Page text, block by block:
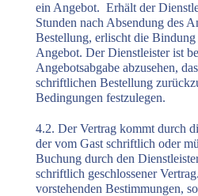
ein Angebot. Erhält der
Stunden nach Absendung des
Bestellung, erlischt die Bindung
Angebot. Der Dienstleister ist
Angebotsabgabe abzusehen,
schriftlichen Bestellung
Bedingungen festzulegen.
4.2. Der Vertrag kommt durch
der vom Gast schriftlich oder
Buchung durch den
schriftlich geschlossener
vorstehenden Bestimmungen,